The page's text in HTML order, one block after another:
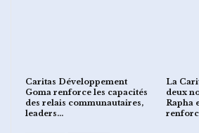
Caritas Développement
Goma renforce les capacités
des relais communautaires,
leaders…
La
deux
Rapha